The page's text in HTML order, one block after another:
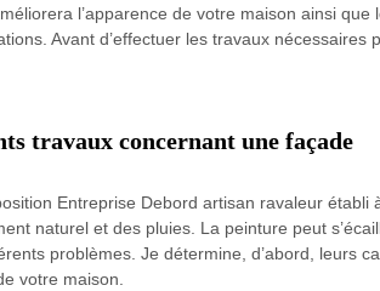
l’apparence de votre maison ainsi
Avant d’effectuer les travaux
travaux concernant une façade
Entreprise Debord artisan ravaleur
naturel et des pluies. La peinture peut
problèmes. Je détermine, d’abord, leurs
votre maison.